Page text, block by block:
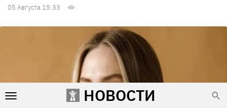
НОВОСТИ
05 Августа 15:33